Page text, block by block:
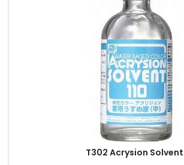
T302 Acrysion Solvent